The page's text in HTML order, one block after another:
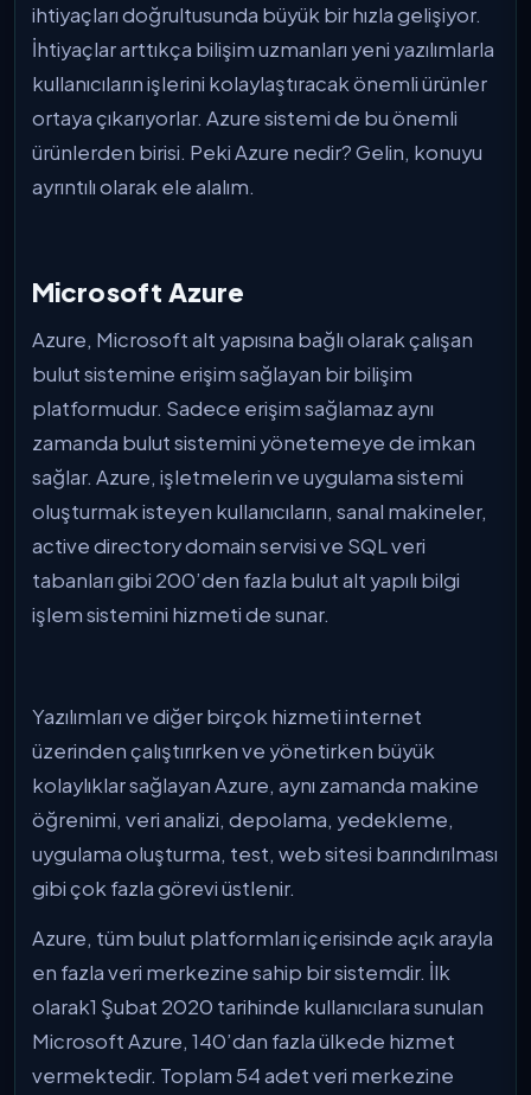
ihtiyaçları doğrultusunda büyük bir hızla gelişiyor.
İhtiyaçlar arttıkça bilişim uzmanları yeni yazılımlarla
kullanıcıların işlerini kolaylaştıracak önemli ürünler
ortaya çıkarıyorlar. Azure sistemi de bu önemli
ürünlerden birisi. Peki Azure nedir? Gelin, konuyu
ayrıntılı olarak ele alalım.
Microsoft Azure
Azure, Microsoft alt yapısına bağlı olarak çalışan
bulut sistemine erişim sağlayan bir bilişim
platformudur. Sadece erişim sağlamaz aynı
zamanda bulut sistemini yönetemeye de imkan
sağlar. Azure, işletmelerin ve uygulama sistemi
oluşturmak isteyen kullanıcıların, sanal makineler,
active directory domain servisi ve SQL veri
tabanları gibi 200’den fazla bulut alt yapılı bilgi
işlem sistemini hizmeti de sunar.
Yazılımları ve diğer birçok hizmeti internet
üzerinden çalıştırırken ve yönetirken büyük
kolaylıklar sağlayan Azure, aynı zamanda makine
öğrenimi, veri analizi, depolama, yedekleme,
uygulama oluşturma, test, web sitesi barındırılması
gibi çok fazla görevi üstlenir.
Azure, tüm bulut platformları içerisinde açık arayla
en fazla veri merkezine sahip bir sistemdir. İlk
olarak1 Şubat 2020 tarihinde kullanıcılara sunulan
Microsoft Azure, 140’dan fazla ülkede hizmet
vermektedir. Toplam 54 adet veri merkezine